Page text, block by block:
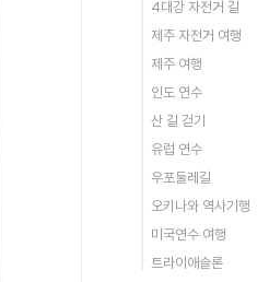
4대강 자전거 길
제주 자전거 여행
제주 여행
인도 연수
산 길 걷기
유럽 연수
우포둘레길
오키나와 역사기행
미국연수 여행
트라이애슬론